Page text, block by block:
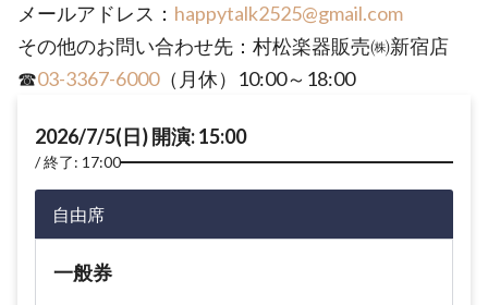
メールアドレス： happytalk2525@gmail.com
その他のお問い合わせ先：村松楽器販売㈱新宿店
☎03-3367-6000（月休）10:00～18:00
2026/7/5(日) 開演: 15:00
終了: 17:00
自由席
一般券